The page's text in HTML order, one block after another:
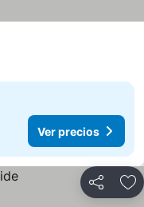
Ver precios
Compartir